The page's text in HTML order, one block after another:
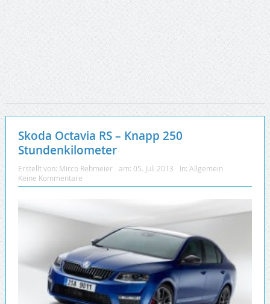
Skoda Octavia RS – Knapp 250
Stundenkilometer
Erstellt von: Mirco Rehmeier am: 05. Juli 2013 In: Allgemein
Keine Kommentare